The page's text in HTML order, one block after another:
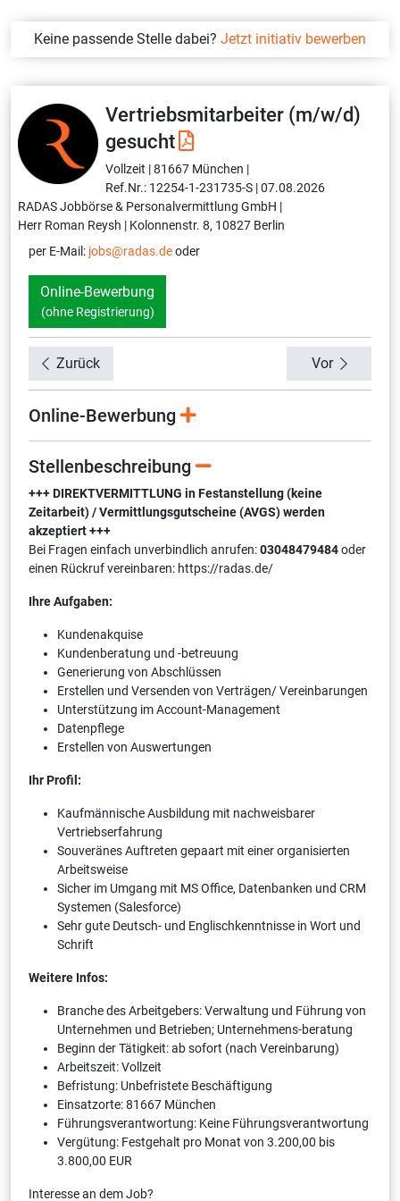
Keine passende Stelle dabei? Jetzt initiativ bewerben
Vertriebsmitarbeiter (m/w/d)
gesucht
Vollzeit |81667 München |
Ref.Nr.: 12254-1-231735-S |07.08.2026
RADAS Jobbörse & Personalvermittlung GmbH |
Herr Roman Reysh | Kolonnenstr. 8, 10827 Berlin
per E-Mail: jobs@radas.deoder
Online-Bewerbung
(ohne Registrierung)
Zurück Vor
Online-Bewerbung
Stellenbeschreibung
+++ DIREKTVERMITTLUNG in Festanstellung (keine
Zeitarbeit) / Vermittlungsgutscheine (AVGS) werden
akzeptiert +++
Bei Fragen einfach unverbindlich anrufen:03048479484oder
einen Rückruf vereinbaren: https://radas.de/
Ihre Aufgaben:
Kundenakquise
Kundenberatung und -betreuung
Generierung von Abschlüssen
Erstellen und Versenden von Verträgen/ Vereinbarungen
Unterstützung im Account-Management
Datenpflege
Erstellen von Auswertungen
Ihr Profil:
Kaufmännische Ausbildung mit nachweisbarer
Vertriebserfahrung
Souveränes Auftreten gepaart mit einer organisierten
Arbeitsweise
Sicher im Umgang mit MS Office, Datenbanken und CRM
Systemen (Salesforce)
Sehr gute Deutsch- und Englischkenntnisse in Wort und
Schrift
Weitere Infos:
Branche des Arbeitgebers: Verwaltung und Führung von
Unternehmen und Betrieben; Unternehmens-beratung
Beginn der Tätigkeit: ab sofort (nach Vereinbarung)
Arbeitszeit: Vollzeit
Befristung: Unbefristete Beschäftigung
Einsatzorte: 81667 München
Führungsverantwortung: Keine Führungsverantwortung
Vergütung: Festgehalt pro Monat von 3.200,00 bis
3.800,00 EUR
Interesse an dem Job?